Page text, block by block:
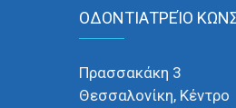
ΟΔΟΝΤΙΑΤΡΕΊΟ
Πρασσακάκη 3
Θεσσαλονίκη, Κέντρο